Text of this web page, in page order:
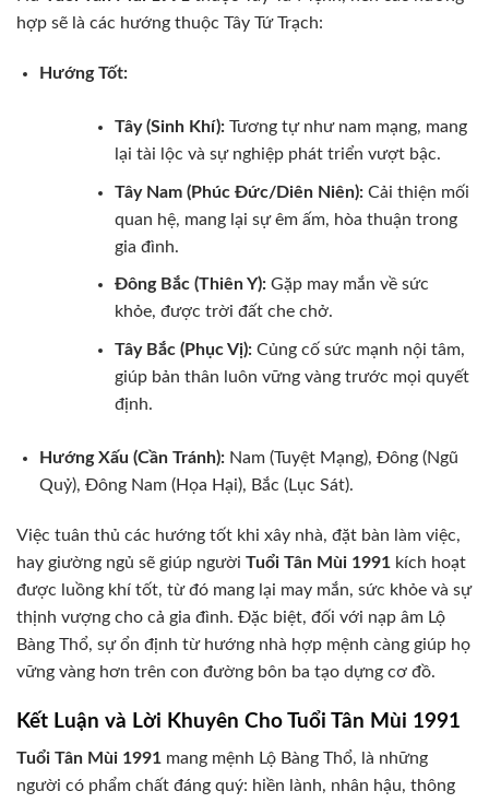
hợp sẽ là các hướng thuộc Tây Tứ Trạch:
Hướng Tốt:
Tây (Sinh Khí):Tương tự như nam mạng, mang
lại tài lộc và sự nghiệp phát triển vượt bậc.
Tây Nam (Phúc Đức/Diên Niên):Cải thiện mối
quan hệ, mang lại sự êm ấm, hòa thuận trong
gia đình.
Đông Bắc (Thiên Y):Gặp may mắn về sức
khỏe, được trời đất che chở.
Tây Bắc (Phục Vị):Củng cố sức mạnh nội tâm,
giúp bản thân luôn vững vàng trước mọi quyết
định.
Hướng Xấu (Cần Tránh):Nam (Tuyệt Mạng), Đông (Ngũ
Quỷ), Đông Nam (Họa Hại), Bắc (Lục Sát).
Việc tuân thủ các hướng tốt khi xây nhà, đặt bàn làm việc,
hay giường ngủ sẽ giúp người Tuổi Tân Mùi 1991 kích hoạt
được luồng khí tốt, từ đó mang lại may mắn, sức khỏe và sự
thịnh vượng cho cả gia đình. Đặc biệt, đối với nạp âm Lộ
Bàng Thổ, sự ổn định từ hướng nhà hợp mệnh càng giúp họ
vững vàng hơn trên con đường bôn ba tạo dựng cơ đồ.
Kết Luận và Lời Khuyên Cho Tuổi Tân Mùi 1991
Tuổi Tân Mùi 1991 mang mệnh Lộ Bàng Thổ, là những
người có phẩm chất đáng quý: hiền lành, nhân hậu, thông